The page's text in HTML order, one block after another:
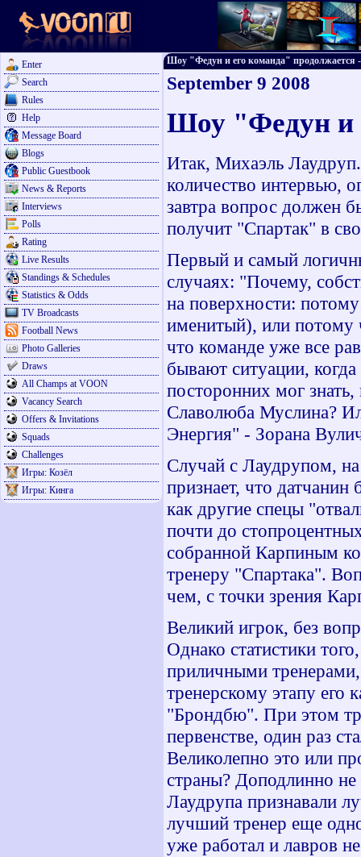
Enter
Search
Rules
Help
Message Board
Blogs
Public Guestbook
News & Reports
Interviews
Polls
Rating
Live Results
Standings & Schedules
Statistics & Odds
TV Broadcasts
Football News
Photo Galleries
Draws
All Champs at VOON
Vacancy Search
Offers & Invitations
Squads
Challenges
Игры: Козёл
Игры: Кинга
Шоу "Федун и его команда" продолжается -
September 9 2008
Шоу "Федун и
Итак, Михаэль
количество интервью,
завтра вопрос должен
получит "Спартак" в
Первый и самый
случаях: "Почему,
на поверхности:
именитый), или потому
что команде уже все
бывают ситуации,
посторонних мог
Славолюба Муслина?
Энергия" - Зорана
Случай с Лаудрупом,
признает, что
как другие спецы
почти до
собранной Карпиным
тренеру "Спартака".
чем, с точки зрения
Великий игрок, без
Однако статистики
приличными
тренерскому этапу его
"Брондбю". При этом
первенстве, один раз
Великолепно это или
страны? Доподлинно не
Лаудрупа признавали
лучший тренер еще
уже работал и лавров